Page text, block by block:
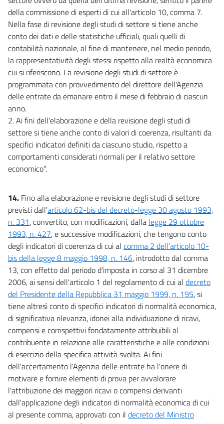
della commissione di esperti di cui all'articolo 10, comma 7.
Nella fase di revisione degli studi di settore si tiene anche
conto dei dati e delle statistiche ufficiali, quali quelli di
contabilità nazionale, al fine di mantenere, nel medio periodo,
la rappresentatività degli stessi rispetto alla realtà economica
cui si riferiscono. La revisione degli studi di settore è
programmata con provvedimento del direttore dell'Agenzia
delle entrate da emanare entro il mese di febbraio di ciascun
anno.
2. Ai fini dell'elaborazione e della revisione degli studi di
settore si tiene anche conto di valori di coerenza, risultanti da
specifici indicatori definiti da ciascuno studio, rispetto a
comportamenti considerati normali per il relativo settore
economico".
14. Fino alla elaborazione e revisione degli studi di settore
previsti dall'articolo 62-bis del decreto-legge 30 agosto 1993,
n. 331, convertito, con modificazioni, dalla legge 29 ottobre
1993, n. 427, e successive modificazioni, che tengono conto
degli indicatori di coerenza di cui al comma 2 dell'articolo 10-
bis della legge 8 maggio 1998, n. 146, introdotto dal comma
13, con effetto dal periodo d'imposta in corso al 31 dicembre
2006, ai sensi dell'articolo 1 del regolamento di cui al decreto
del Presidente della Repubblica 31 maggio 1999, n. 195, si
tiene altresì conto di specifici indicatori di normalità economica,
di significativa rilevanza, idonei alla individuazione di ricavi,
compensi e corrispettivi fondatamente attribuibili al
contribuente in relazione alle caratteristiche e alle condizioni
di esercizio della specifica attività svolta. Ai fini
dell'accertamento l'Agenzia delle entrate ha l'onere di
motivare e fornire elementi di prova per avvalorare
l'attribuzione dei maggiori ricavi o compensi derivanti
dall'applicazione degli indicatori di normalità economica di cui
al presente comma, approvati con il decreto del Ministro